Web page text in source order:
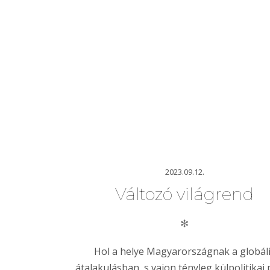
2023.09.12.
Változó világrend
✻
Hol a helye Magyarországnak a